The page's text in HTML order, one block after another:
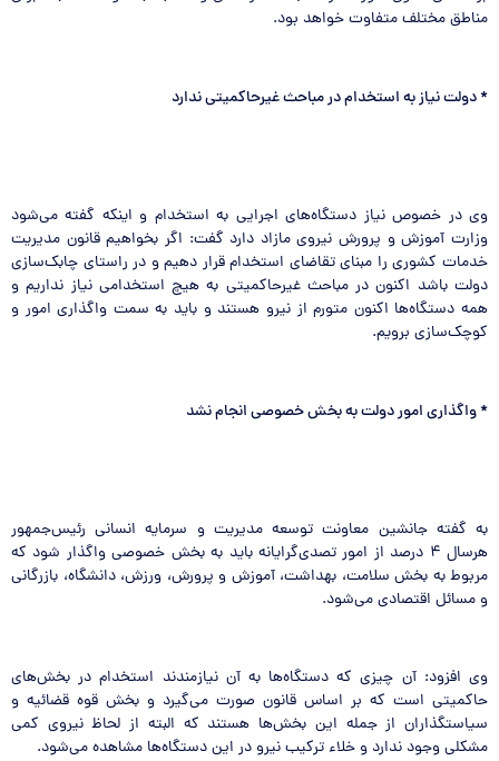
مناطق مختلف متفاوت خواهد بود.
*دولت نیاز به استخدام در مباحث غیرحاکمیتی ندارد
وی در خصوص نیاز دستگاه‌های اجرایی به استخدام و اینکه گفته می‌شود
وزارت آموزش و پرورش نیروی مازاد دارد گفت: اگر بخواهیم قانون مدیریت
خدمات کشوری را مبنای تقاضای استخدام قرار دهیم و در راستای چابک‌سازی
دولت باشد اکنون در مباحث غیرحاکمیتی به هیچ استخدامی نیاز نداریم و
همه دستگاه‌ها اکنون متورم از نیرو هستند و باید به سمت واگذاری امور و
کوچک‌سازی برویم.
*واگذاری امور دولت به بخش خصوصی انجام نشد
به گفته جانشین معاونت توسعه مدیریت و سرمایه انسانی رئیس‌جمهور
هرسال ۴ درصد از امور تصدی‌گرایانه باید به بخش خصوصی واگذار شود که
مربوط به بخش سلامت، بهداشت، آموزش و پرورش، ورزش، دانشگاه، بازرگانی
و مسائل اقتصادی می‌شود.
وی افزود: آن چیزی که دستگاه‌ها به آن نیازمندند استخدام در بخش‌های
حاکمیتی است که بر اساس قانون صورت می‌گیرد و بخش قوه قضائیه و
سیاستگذاران از جمله این بخش‌ها هستند که البته از لحاظ نیروی کمی
مشکلی وجود ندارد و خلاء ترکیب نیرو در این دستگاه‌ها مشاهده می‌شود.